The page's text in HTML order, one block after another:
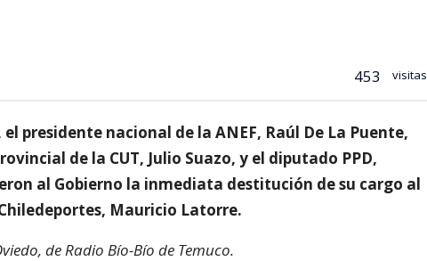
453 visitas
presidente nacional de la ANEF, Raúl De La Puente,
de la CUT, Julio Suazo, y el diputado PPD,
al Gobierno la inmediata destitución de su cargo al
Mauricio Latorre.
de Radio Bío-Bío de Temuco.